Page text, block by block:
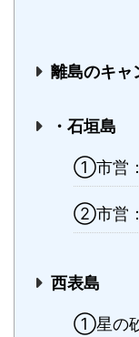
離島のキャ
・石垣島
①市営：
②市営：
西表島
①星の砂